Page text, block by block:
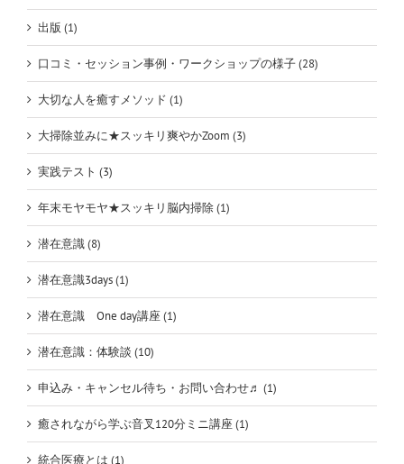
出版 (1)
口コミ・セッション事例・ワークショップの様子 (28)
大切な人を癒すメソッド (1)
大掃除並みに★スッキリ爽やかZoom (3)
実践テスト (3)
年末モヤモヤ★スッキリ脳内掃除 (1)
潜在意識 (8)
潜在意識3days (1)
潜在意識 One day講座 (1)
潜在意識：体験談 (10)
申込み・キャンセル待ち・お問い合わせ♬ (1)
癒されながら学ぶ音叉120分ミニ講座 (1)
統合医療とは (1)